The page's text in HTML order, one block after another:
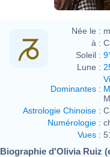
Née le :
à :
Soleil :
Lune :
Dominantes :
Astrologie Chinoise :
Numérologie :
Vues :
Biographie d'Olivia Ruiz